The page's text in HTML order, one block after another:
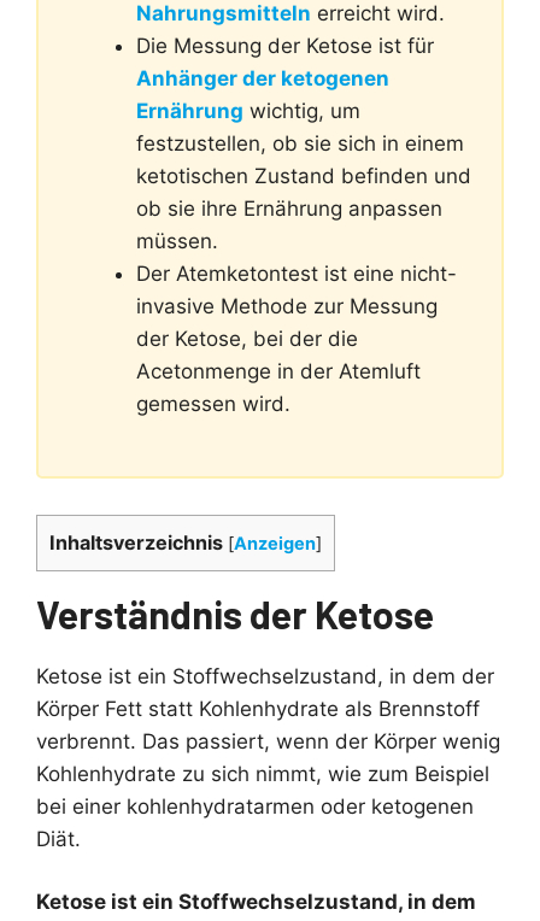
Nahrungsmitteln erreicht wird.
Die Messung der Ketose ist für
Anhänger der ketogenen
Ernährung wichtig, um
festzustellen, ob sie sich in einem
ketotischen Zustand befinden und
ob sie ihre Ernährung anpassen
müssen.
Der Atemketontest ist eine nicht-
invasive Methode zur Messung
der Ketose, bei der die
Acetonmenge in der Atemluft
gemessen wird.
Inhaltsverzeichnis [Anzeigen]
Verständnis der Ketose
Ketose ist ein Stoffwechselzustand, in dem der
Körper Fett statt Kohlenhydrate als Brennstoff
verbrennt. Das passiert, wenn der Körper wenig
Kohlenhydrate zu sich nimmt, wie zum Beispiel
bei einer kohlenhydratarmen oder ketogenen
Diät.
Ketose ist ein Stoffwechselzustand, in dem